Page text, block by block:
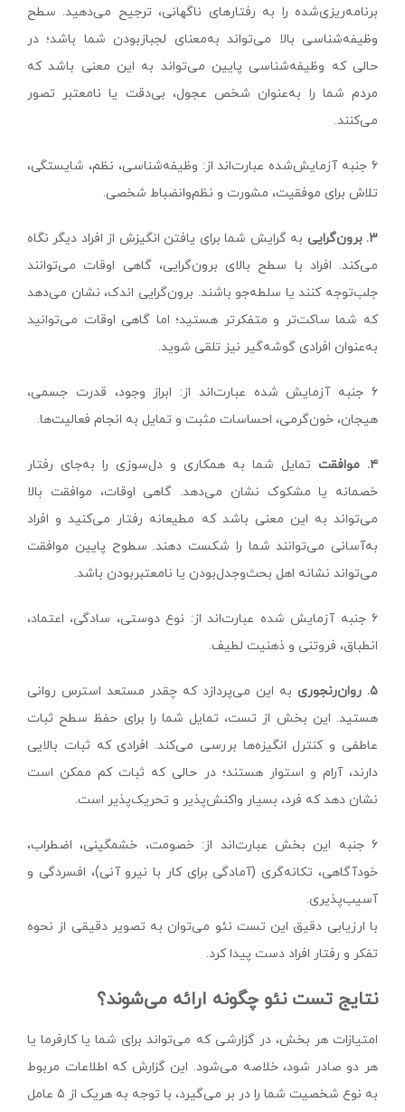
برنامه‌ریزی‌شده را به رفتارهای ناگهانی، ترجیح می‌دهید. سطح
وظیفه‌‌شناسی بالا می‌تواند به‌معنای لجبازبودن شما باشد؛ در
حالی که وظیفه‌شناسی پایین می‌تواند به این معنی باشد که
مردم شما را به‌عنوان شخص عجول، بی‌دقت یا نامعتبر تصور
می‌کنند.
۶ جنبه آزمایش‌شده عبارت‌اند از: وظیفه‌شناسی، نظم، شایستگی،
تلاش برای موفقیت، مشورت و نظم‌وانضباط شخصی.
۳. برون‌گرایی
به گرایش شما برای یافتن انگیزش از افراد دیگر نگاه
می‌کند. افراد با سطح بالای برون‌گرایی، گاهی اوقات می‌توانند
جلب‌توجه کنند یا سلطه‌جو باشند. برون‌گرایی اندک، نشان می‌دهد
که شما ساکت‌تر و متفکرتر هستید؛ اما گاهی اوقات می‌توانید
به‌عنوان افرادی گوشه‌گیر نیز تلقی شوید.
۶ جنبه آزمایش شده عبارت‌اند از: ابراز وجود، قدرت جسمی،
هیجان، خون‌گرمی، احساسات مثبت و تمایل به انجام فعالیت‌ها.
۴. موافقت
تمایل شما به همکاری و دل‌سوزی را به‌جای رفتار
خصمانه یا مشکوک نشان می‌دهد. گاهی اوقات، موافقت بالا
می‌تواند به این معنی باشد که مطیعانه رفتار می‌کنید و افراد
به‌آسانی می‌توانند شما را شکست دهند. سطوح پایین موافقت
می‌تواند نشانه اهل بحث‌‌و‌جدل‌بودن یا نامعتبربودن باشد.
۶ جنبه آزمایش شده عبارت‌اند از: نوع دوستی، سادگی، اعتماد،
انطباق، فروتنی و ذهنیت لطیف.
۵. روان‌رنجوری
به این می‌پردازد که چقدر مستعد استرس روانی
هستید. این بخش از تست، تمایل شما را برای حفظ سطح ثبات
عاطفی و کنترل انگیزه‌ها بررسی می‌کند. افرادی که ثبات بالایی
دارند، آرام و استوار هستند؛ در حالی که ثبات کم ممکن است
نشان دهد که فرد، بسیار واکنش‌پذیر و تحریک‌پذیر است.
۶ جنبه این بخش عبارت‌اند از: خصومت، خشمگینی، اضطراب،
خودآگاهی، تکانه‌گری (آمادگی برای کار با نیرو آنی)، افسردگی و
آسیب‌پذیری.
با ارزیابی دقیق این تست نئو می‌توان به تصویر دقیقی از نحوه
تفکر و رفتار افراد دست پیدا کرد.
نتایج تست نئو چگونه ارائه می‌شوند؟
امتیازات هر بخش، در گزارشی که می‌تواند برای شما یا کارفرما یا
هر دو صادر شود، خلاصه می‌شود. این گزارش که اطلاعات مربوط
به نوع شخصیت شما را در بر می‌گیرد، با توجه به هریک از ۵ عامل